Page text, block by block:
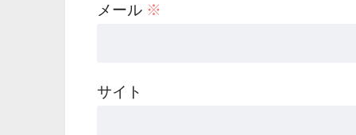
メール ※
サイト